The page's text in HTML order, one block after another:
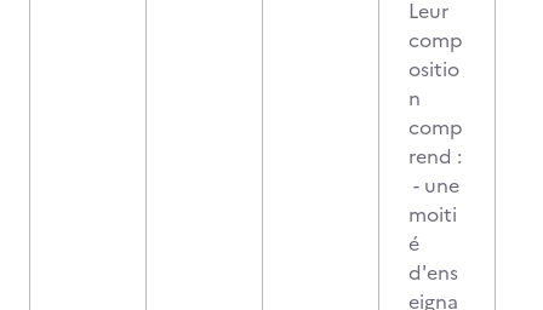
Leur
comp
ositio
n
comp
rend :
- une
moiti
é
d'ens
eigna